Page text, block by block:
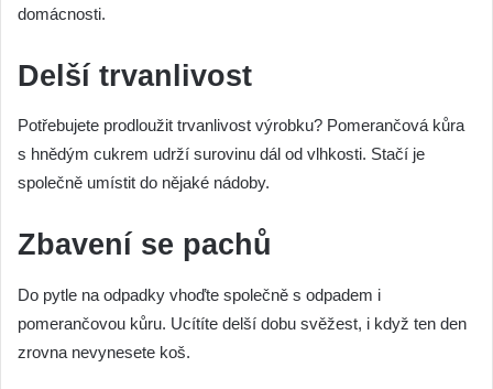
domácnosti.
Delší trvanlivost
Potřebujete prodloužit trvanlivost výrobku? Pomerančová kůra
s hnědým cukrem udrží surovinu dál od vlhkosti. Stačí je
společně umístit do nějaké nádoby.
Zbavení se pachů
Do pytle na odpadky vhoďte společně s odpadem i
pomerančovou kůru. Ucítíte delší dobu svěžest, i když ten den
zrovna nevynesete koš.